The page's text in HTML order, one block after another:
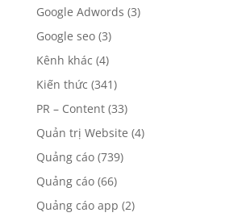
Google Adwords (3)
Google seo(3)
Kênh khác (4)
Kiến thức (341)
PR – Content(33)
Quản trị Website (4)
Quảng cáo(739)
Quảng cáo(66)
Quảng cáo app (2)